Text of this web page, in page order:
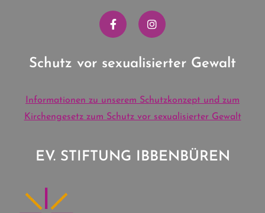
Schutz vor sexualisierter Gewalt
Informationen zu unserem Schutzkonzept und zum
Kirchengesetz zum Schutz vor sexualisierter Gewalt
EV. STIFTUNG IBBENBÜREN